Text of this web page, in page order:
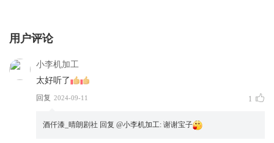
用户评论
小李机加工
太好听了
回复 2024-09-11 1
酒仟漆_晴朗剧社 回复 @小李机加工: 谢谢宝子